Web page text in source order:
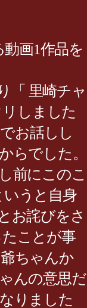
動画1作品を
「 里崎チャ
しました
お話しし
らでした。
前にこのこ
うと自身
お詫びをさ
ことが事
ちゃんか
んの意思だ
りました